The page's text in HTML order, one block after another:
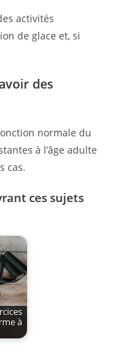
activités
de glace et, si
des
normale du
à l’âge adulte
cas.
ces sujets
à